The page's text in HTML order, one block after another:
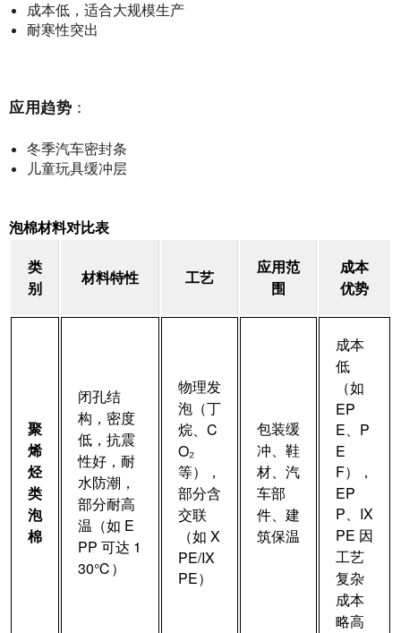
成本低，适合大规模生产
耐寒性突出
应用趋势 ：
冬季汽车密封条
儿童玩具缓冲层
泡棉材料对比表
类
别
材料特性 工艺
应用范
围
成本
优势
聚
烯
烃
类
泡
棉
闭孔结
构，密度
低，抗震
性好，耐
水防潮，
部分耐高
温（如 E
PP 可达 1
30℃）
物理发
泡（丁
烷、C
O₂
等），
部分含
交联
（如 X
PE/IX
PE）
包装缓
冲、鞋
材、汽
车部
件、建
筑保温
成本
低
（如
EP
E、P
E
F），
EP
P、IX
PE 因
工艺
复杂
成本
略高